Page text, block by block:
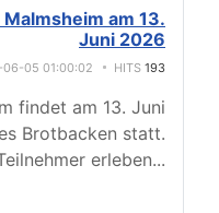
am 13.
Juni 2026
05 01:00:02 HITS 193
findet am 13. Juni
Brotbacken statt.
erleben...